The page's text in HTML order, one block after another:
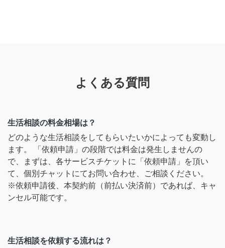
よくある質問
生活相談の料金相場は？
どのような生活相談をしてもらいたいかによっても変動し
ます。 「依頼申請」の段階では料金は発生しませんの
で、まずは、各サービスチケットに「依頼申請」を頂い
て、個別チャットにてお問い合わせ、ご相談ください。
※依頼申請後、本契約前（前払い決済前）であれば、キャ
ンセル可能です。
生活相談を依頼する流れは？